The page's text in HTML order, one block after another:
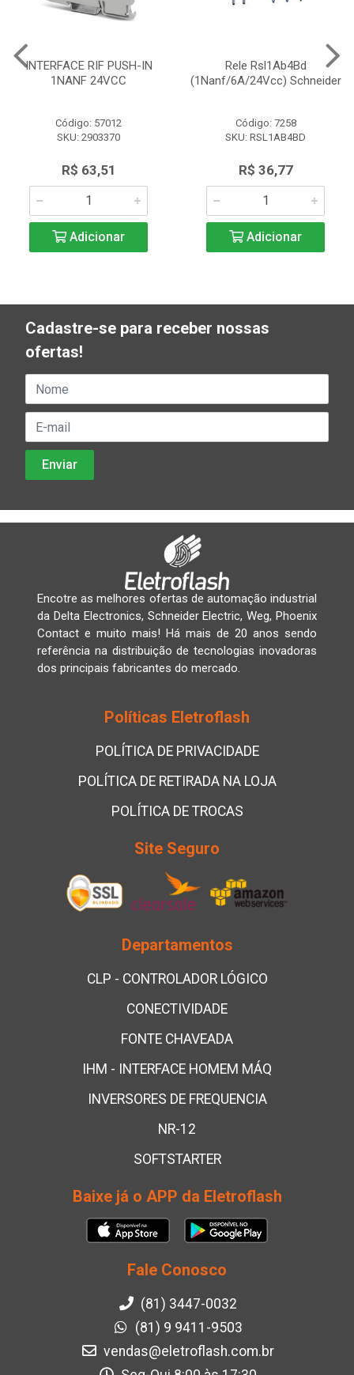
INTERFACE RIF PUSH-IN
1NANF 24VCC
Código: 57012
SKU: 2903370
R$ 63,51
Adicionar
Rele Rsl1Ab4Bd
(1Nanf/6A/24Vcc) Schneider
Código: 7258
SKU: RSL1AB4BD
R$ 36,77
Adicionar
Cadastre-se para receber nossas
ofertas!
Encotre as melhores ofertas de automação industrial
da Delta Electronics, Schneider Electric, Weg, Phoenix
Contact e muito mais! Há mais de 20 anos sendo
referência na distribuição de tecnologias inovadoras
dos principais fabricantes do mercado.
Políticas Eletroflash
POLÍTICA DE PRIVACIDADE
POLÍTICA DE RETIRADA NA LOJA
POLÍTICA DE TROCAS
Site Seguro
Departamentos
CLP - CONTROLADOR LÓGICO
CONECTIVIDADE
FONTE CHAVEADA
IHM - INTERFACE HOMEM MÁQ
INVERSORES DE FREQUENCIA
NR-12
SOFTSTARTER
Baixe já o APP da Eletroflash
Fale Conosco
(81) 3447-0032
(81) 9 9411-9503
vendas@eletroflash.com.br